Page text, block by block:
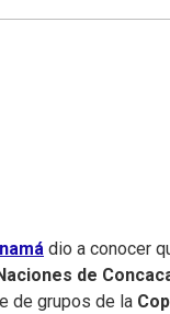
dio a conocer
de
de grupos de la